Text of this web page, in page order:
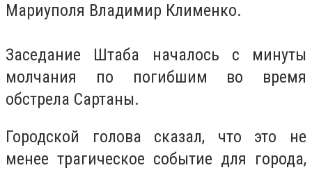
Мариуполя Владимир Клименко.
Заседание Штаба началось с минуты
молчания по погибшим во время
обстрела Сартаны.
Городской голова сказал, что это не
менее трагическое событие для города,